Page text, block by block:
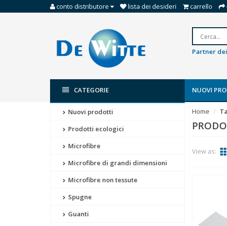
conto distributore lista dei desideri carrello
Partner
CATEGORIE NUOVI
Nuovi prodotti
Prodotti ecologici
Microfibre
Microfibre di grandi dimensioni
Microfibre non tessute
Spugne
Guanti
Home
View as: